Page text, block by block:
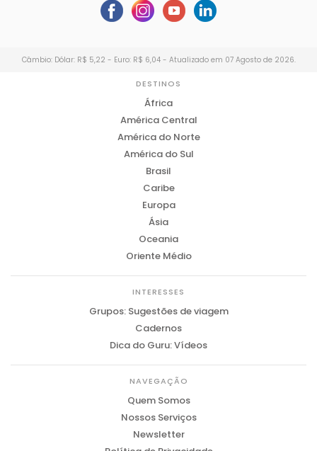
Câmbio: Dólar: R$ 5,22 - Euro: R$ 6,04 - Atualizado em 07 Agosto de 2026.
DESTINOS
África
América Central
América do Norte
América do Sul
Brasil
Caribe
Europa
Ásia
Oceania
Oriente Médio
INTERESSES
Grupos: Sugestões de viagem
Cadernos
Dica do Guru: Vídeos
NAVEGAÇÃO
Quem Somos
Nossos Serviços
Newsletter